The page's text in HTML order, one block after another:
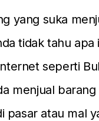
yang suka
tidak tahu apa
seperti
menjual
pasar atau mal